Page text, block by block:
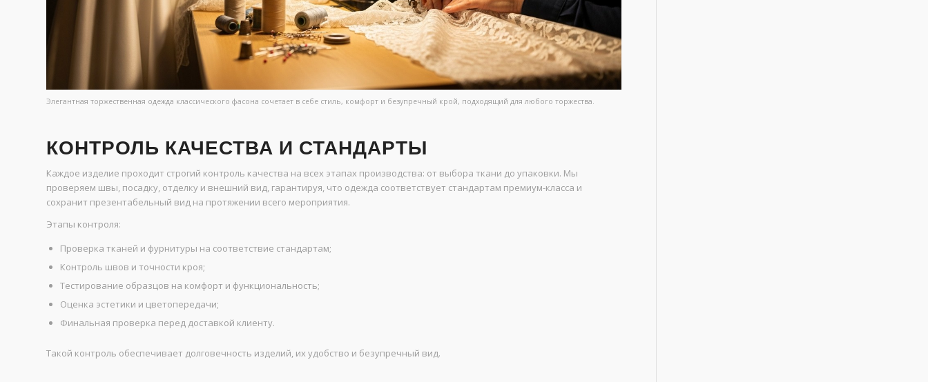
Элегантная торжественная одежда классического фасона сочетает в себе стиль, комфорт и безупречный крой, подходящий для любого торжества.
КОНТРОЛЬ КАЧЕСТВА И СТАНДАРТЫ
Каждое изделие проходит строгий контроль качества на всех этапах производства: от выбора ткани до упаковки. Мы
проверяем швы, посадку, отделку и внешний вид, гарантируя, что одежда соответствует стандартам премиум-класса и
сохранит презентабельный вид на протяжении всего мероприятия.
Этапы контроля:
Проверка тканей и фурнитуры на соответствие стандартам;
Контроль швов и точности кроя;
Тестирование образцов на комфорт и функциональность;
Оценка эстетики и цветопередачи;
Финальная проверка перед доставкой клиенту.
Такой контроль обеспечивает долговечность изделий, их удобство и безупречный вид.